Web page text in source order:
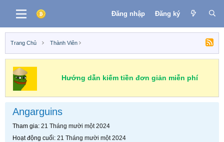
Đăng nhập Đăng ký
Trang Chủ Thành Viên
Hướng dẫn kiếm tiền đơn giản miễn phí
Angarguins
Tham gia 21 Tháng mười một 2024
Hoạt động cuối 21 Tháng mười một 2024